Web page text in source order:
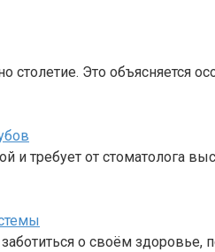
столетие. Это объясняется
и требует от стоматолога
о своём здоровье,